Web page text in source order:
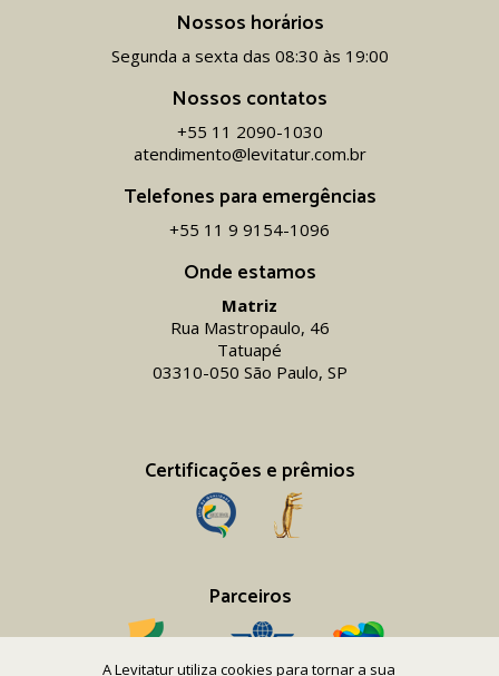
A Levitatur utiliza cookies para tornar a sua
Onde estamos
Matriz
Rua Mastropaulo, 46
Tatuapé
03310-050 São Paulo, SP
Certificações e prêmios
Parceiros
Nossos horários
Segunda a sexta das 08:30 às 19:00
Nossos contatos
+55 11 2090-1030
atendimento@levitatur.com.br
Telefones para emergências
+55 11 9 9154-1096‬